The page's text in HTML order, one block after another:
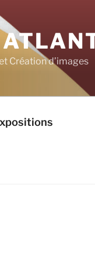
Création d’images